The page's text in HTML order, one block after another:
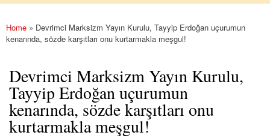
You are here
Home » Devrimci Marksizm Yayın Kurulu, Tayyip Erdoğan uçurumun
kenarında, sözde karşıtları onu kurtarmakla meşgul!
Devrimci Marksizm Yayın Kurulu,
Tayyip Erdoğan uçurumun
kenarında, sözde karşıtları onu
kurtarmakla meşgul!